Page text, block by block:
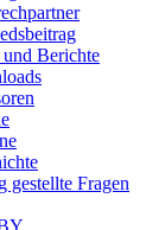
Berichte
gestellte Fragen